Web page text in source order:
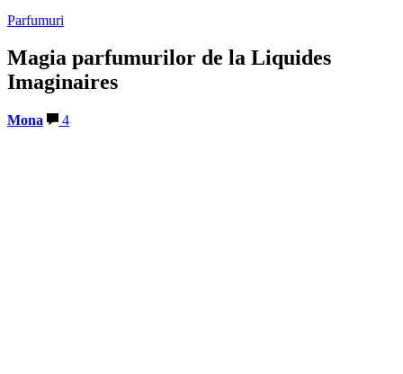
Parfumuri
Magia parfumurilor de la Liquides
Imaginaires
Mona 4